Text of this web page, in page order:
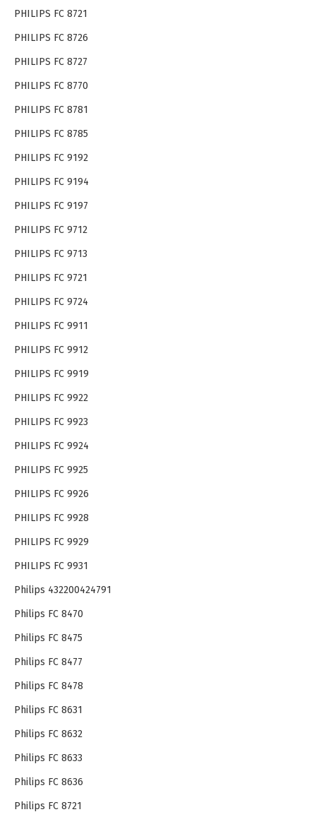
PHILIPS FC 8721
PHILIPS FC 8726
PHILIPS FC 8727
PHILIPS FC 8770
PHILIPS FC 8781
PHILIPS FC 8785
PHILIPS FC 9192
PHILIPS FC 9194
PHILIPS FC 9197
PHILIPS FC 9712
PHILIPS FC 9713
PHILIPS FC 9721
PHILIPS FC 9724
PHILIPS FC 9911
PHILIPS FC 9912
PHILIPS FC 9919
PHILIPS FC 9922
PHILIPS FC 9923
PHILIPS FC 9924
PHILIPS FC 9925
PHILIPS FC 9926
PHILIPS FC 9928
PHILIPS FC 9929
PHILIPS FC 9931
Philips 432200424791
Philips FC 8470
Philips FC 8475
Philips FC 8477
Philips FC 8478
Philips FC 8631
Philips FC 8632
Philips FC 8633
Philips FC 8636
Philips FC 8721